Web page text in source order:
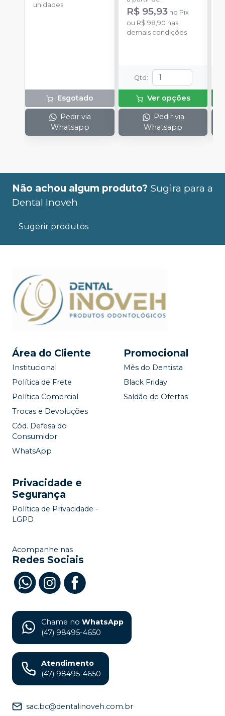
unidades.
Esgotado
Pedir via
Whatsapp
R$ 95,93 no Pix
ou R$ 98,90 nas
demais condições
Qtd :
Ver opções
Pedir via
Whatsapp
Não achou algum produto? Sugira para a
Dental Inoveh
Sugerir produtos
Área do Cliente
Institucional
Política de Frete
Política Comercial
Trocas e Devoluções
Cód. Defesa do
Consumidor
WhatsApp
Promocional
Mês do Dentista
Black Friday
Saldão de Ofertas
Privacidade e
Segurança
Política de Privacidade -
LGPD
Acompanhe nas
Redes Sociais
Chame no WhatsApp
(47) 98495-4650
Atendimento
(47) 98495-4650
sac.bc@dentalinoveh.com.br